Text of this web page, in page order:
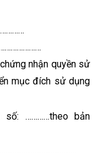
nhận quyền sử
mục đích sử dụng
…………theo bản